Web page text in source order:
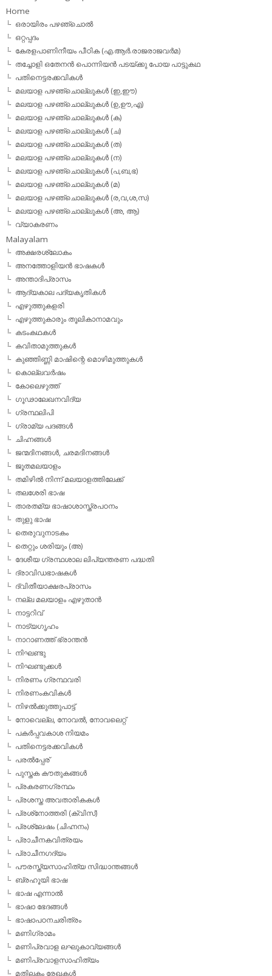
Home
ഒരായിരം പഴഞ്ചൊല്‍
ഒറ്റപ്പദം
കേരളപാണിനീയം പീഠിക (എ.ആര്‍.രാജരാജവര്‍മ)
തച്ചോളി ഒതേനൻ പൊന്നിയൻ പടയ്‌ക്കു പോയ പാട്ടുകഥ
പതിനെട്ടരക്കവികള്‍
മലയാള പഴഞ്ചൊല്ലുകള്‍ (ഇ,ഈ)
മലയാള പഴഞ്ചൊല്ലുകള്‍ (ഉ,ഊ,എ)
മലയാള പഴഞ്ചൊല്ലുകള്‍ (ക)
മലയാള പഴഞ്ചൊല്ലുകള്‍ (ച)
മലയാള പഴഞ്ചൊല്ലുകള്‍ (ത)
മലയാള പഴഞ്ചൊല്ലുകള്‍ (ന)
മലയാള പഴഞ്ചൊല്ലുകള്‍ (പ,ബ,ഭ)
മലയാള പഴഞ്ചൊല്ലുകള്‍ (മ)
മലയാള പഴഞ്ചൊല്ലുകള്‍ (ര,വ,ശ,സ)
മലയാള പഴഞ്ചൊല്ലുകൾ (അ, ആ)
വ്യാകരണം
Malayalam
അക്ഷരശ്ലോകം
അനത്തോളിയന്‍ ഭാഷകള്‍
അന്താദിപ്രാസം
ആദ്യകാല പദ്യകൃതികള്‍
എഴുത്തുകളരി
എഴുത്തുകാരും തൂലികാനാമവും
കടംകഥകള്‍
കവിതാമുത്തുകള്‍
കുഞ്ഞിണ്ണി മാഷിന്റെ മൊഴിമുത്തുകള്‍
കൊല്ലവര്‍ഷം
കോലെഴുത്ത്
ഗൂഢാലേഖനവിദ്യ
ഗ്രന്ഥലിപി
ഗ്രാമ്യ പദങ്ങള്‍
ചിഹ്നങ്ങള്‍
ജന്മദിനങ്ങള്‍, ചരമദിനങ്ങള്‍
ജൂതമലയാളം
തമിഴില്‍ നിന്ന് മലയാളത്തിലേക്ക്
തലശേരി ഭാഷ
താരതമ്യ ഭാഷാശാസ്ത്രപഠനം
തുളു ഭാഷ
തെരുവുനാടകം
തെറ്റും ശരിയും (അ)
ദേശീയ ഗ്രന്ഥശാല ലിപ്യന്തരണ പദ്ധതി
ദ്രാവിഡഭാഷകള്‍
ദ്വിതീയാക്ഷരപ്രാസം
നല്ല മലയാളം എഴുതാന്‍
നാട്ടറിവ്
നാട്യഗൃഹം
നാറാണത്ത് ഭ്രാന്തന്‍
നിഘണ്ടു
നിഘണ്ടുക്കള്‍
നിരണം ഗ്രന്ഥവരി
നിരണംകവികള്‍
നിഴല്‍ക്കുത്തുപാട്ട്
നോവെല്ല, നോവല്‍, നോവലെറ്റ്
പകര്‍പ്പവകാശ നിയമം
പതിനെട്ടരക്കവികള്‍
പരല്‍പ്പേര്
പുസ്തക കൗതുകങ്ങള്‍
പ്രകരണഗ്രന്ഥം
പ്രശസ്ത അവതാരികകള്‍
പ്രശ്‌നോത്തരി (ക്വിസ്)
പ്രശ്ലേഷം (ചിഹ്നനം)
പ്രാചീനകവിത്രയം
പ്രാചീനഗദ്യം
പൗരസ്ത്യസാഹിത്യ സിദ്ധാന്തങ്ങള്‍
ബ്രഹൂയി ഭാഷ
ഭാഷ എന്നാല്‍
ഭാഷാ ഭേദങ്ങള്‍
ഭാഷാപഠനചരിത്രം
മണിഗ്രാമം
മണിപ്രവാള ലഘുകാവ്യങ്ങള്‍
മണിപ്രവാളസാഹിത്യം
മതിലകം രേഖകള്‍